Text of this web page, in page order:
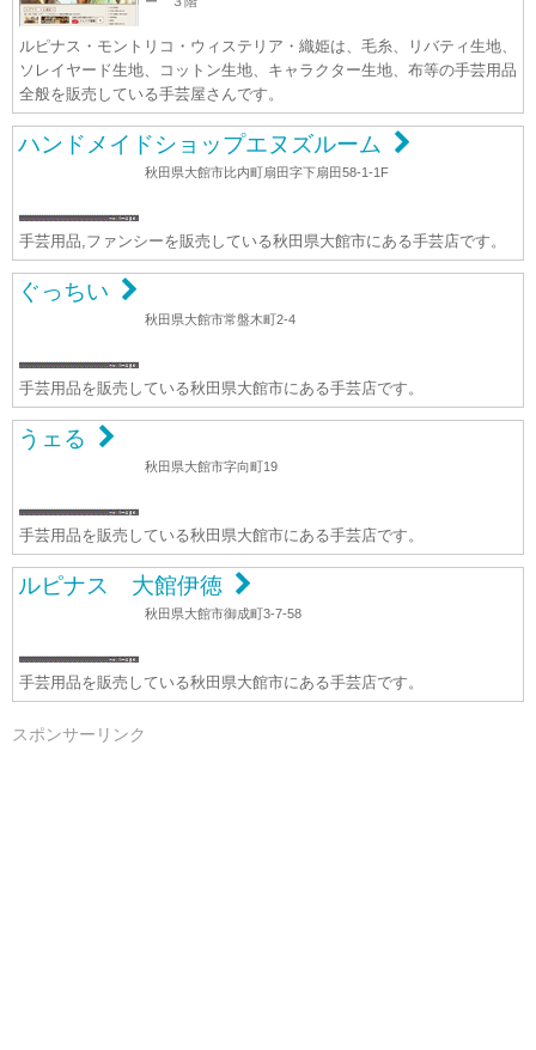
ルピナス・モントリコ・ウィステリア・織姫は、毛糸、リバティ生地、
ソレイヤード生地、コットン生地、キャラクター生地、布等の手芸用品
全般を販売している手芸屋さんです。
ハンドメイドショップエヌズルーム
秋田県大館市比内町扇田字下扇田58-1-1F
手芸用品,ファンシーを販売している秋田県大館市にある手芸店です。
ぐっちい
秋田県大館市常盤木町2-4
手芸用品を販売している秋田県大館市にある手芸店です。
うェる
秋田県大館市字向町19
手芸用品を販売している秋田県大館市にある手芸店です。
ルピナス 大館伊徳
秋田県大館市御成町3-7-58
手芸用品を販売している秋田県大館市にある手芸店です。
スポンサーリンク